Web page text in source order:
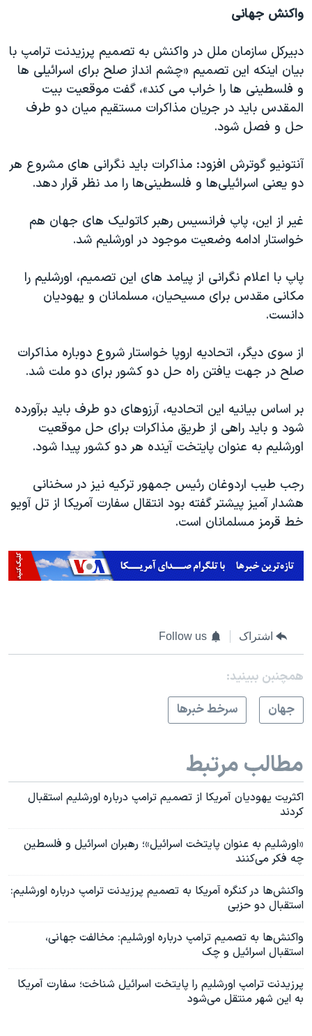
واکنش جهانی
دبیرکل سازمان ملل در واکنش به تصمیم پرزیدنت ترامپ با
بیان اینکه این تصمیم «چشم انداز صلح برای اسرائیلی ها
و فلسطینی ها را خراب می کند»، گفت موقعیت بیت
المقدس باید در جریان مذاکرات مستقیم میان دو طرف
حل و فصل شود.
آنتونیو گوترش افزود: مذاکرات باید نگرانی های مشروع هر
دو یعنی اسرائیلی‌ها و فلسطینی‌ها را مد نظر قرار دهد.
غیر از این، پاپ فرانسیس رهبر کاتولیک های جهان هم
خواستار ادامه وضعیت موجود در اورشلیم شد.
پاپ با اعلام نگرانی از پیامد های این تصمیم، اورشلیم را
مکانی مقدس برای مسیحیان، مسلمانان و یهودیان
دانست.
از سوی دیگر، اتحادیه اروپا خواستار شروع دوباره مذاکرات
صلح در جهت یافتن راه حل دو کشور برای دو ملت شد.
بر اساس بیانیه این اتحادیه، آرزوهای دو طرف باید برآورده
شود و باید راهی از طریق مذاکرات برای حل موقعیت
اورشلیم به عنوان پایتخت آینده هر دو کشور پیدا شود.
رجب طیب اردوغان رئیس جمهور ترکیه نیز در سخنانی
هشدار آمیز پیشتر گفته بود انتقال سفارت آمریکا از تل آویو
خط قرمز مسلمانان است.
اشتراک Follow us
همچنبن ببینید:
جهان
سرخط خبرها
مطالب مرتبط
اکثریت یهودیان آمریکا از تصمیم ترامپ درباره اورشلیم استقبال
کردند
«اورشلیم به عنوان پایتخت اسرائیل»؛ رهبران اسرائیل و فلسطین
چه فکر می‌کنند
واکنش‌ها در کنگره آمریکا به تصمیم پرزیدنت ترامپ درباره اورشلیم:
استقبال دو حزبی
واکنش‌ها به تصمیم ترامپ درباره اورشلیم: مخالفت جهانی،
استقبال اسرائیل و چک
پرزیدنت ترامپ اورشلیم را پایتخت اسرائیل شناخت؛ سفارت آمریکا
به این شهر منتقل می‌شود